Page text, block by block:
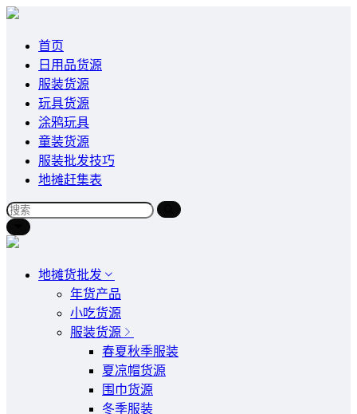
首页
日用品货源
服装货源
玩具货源
涂鸦玩具
童装货源
服装批发技巧
地摊赶集表
地摊货批发
年货产品
小吃货源
服装货源
春夏秋季服装
夏凉帽货源
围巾货源
冬季服装